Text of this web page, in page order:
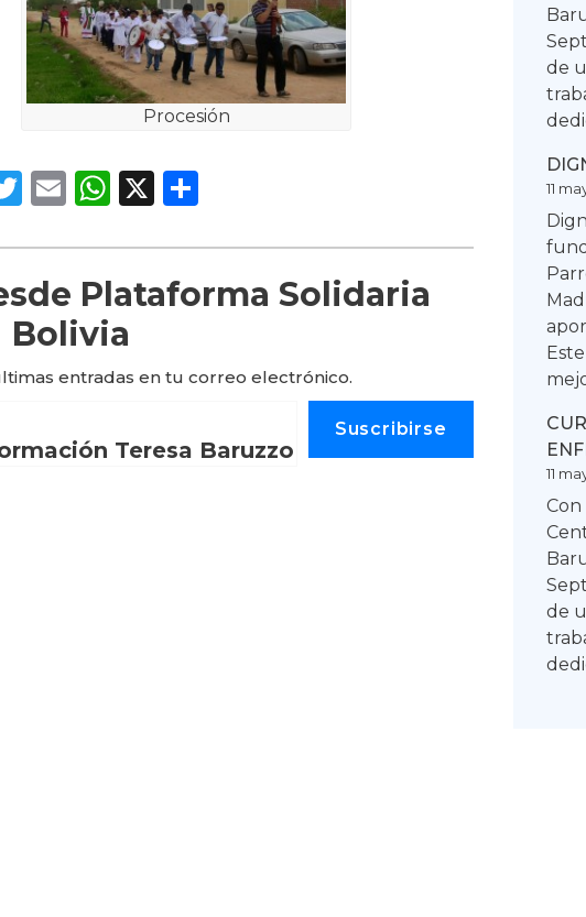
Teresa Baruzzo
Procesión
Twitter
EmailWhatsApp
X
Plataforma Solidaria
Bolivia
entradas en tu correo electrónico.
Suscribirse
de
11
11
de